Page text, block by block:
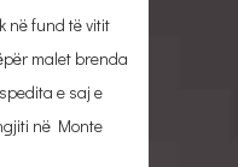
në fund të vitit
malet brenda
e saj e
në Monte